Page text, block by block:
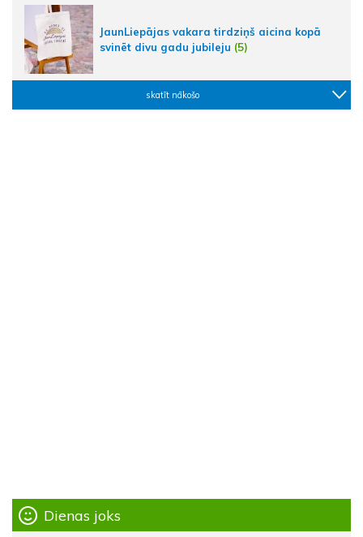
JaunLiepājas vakara tirdziņš aicina kopā
svinēt divu gadu jubileju (5)
skatīt nākošo
Dienas joks